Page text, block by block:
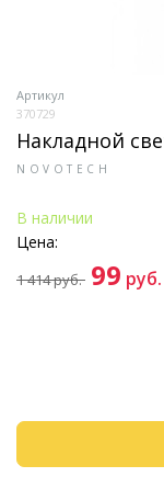
Артикул
370729
Накладной
NOVOTECH
В наличии
Цена:
1 414руб. 99 руб.